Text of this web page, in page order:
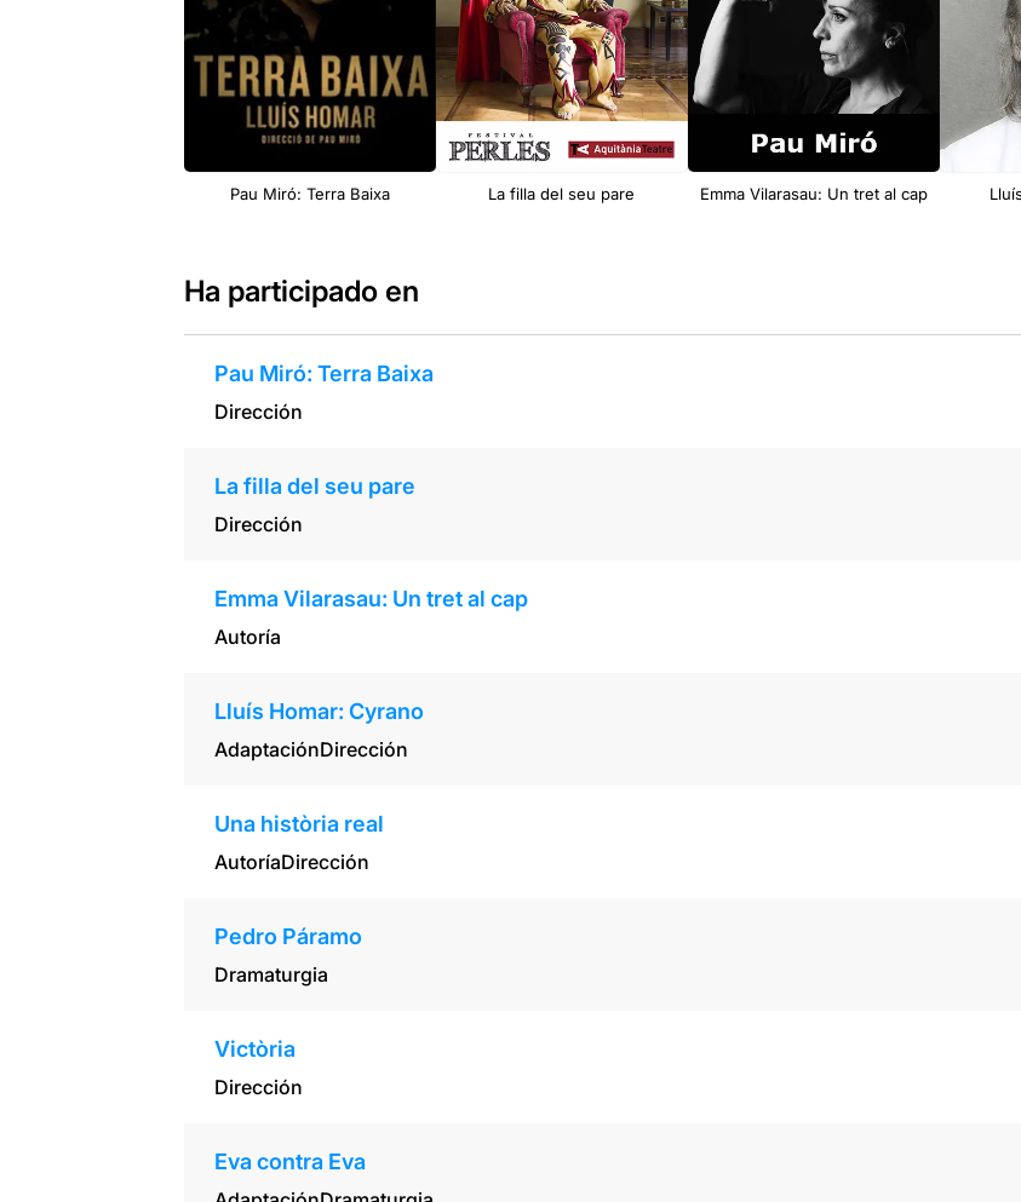
Pau Miró: Terra Baixa La filla del seu pare Emma Vilarasau: Un tret al cap
Ha participado en
Pau Miró: Terra Baixa
Dirección
La filla del seu pare
Dirección
Emma Vilarasau: Un tret al cap
Autoría
Lluís Homar: Cyrano
AdaptaciónDirección
Una història real
AutoríaDirección
Pedro Páramo
Dramaturgia
Victòria
Dirección
Eva contra Eva